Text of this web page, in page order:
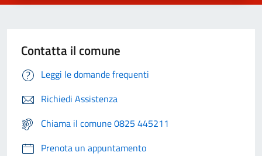
Contatta il comune
Leggi le domande frequenti
Richiedi Assistenza
Chiama il comune 0825 445211
Prenota un appuntamento